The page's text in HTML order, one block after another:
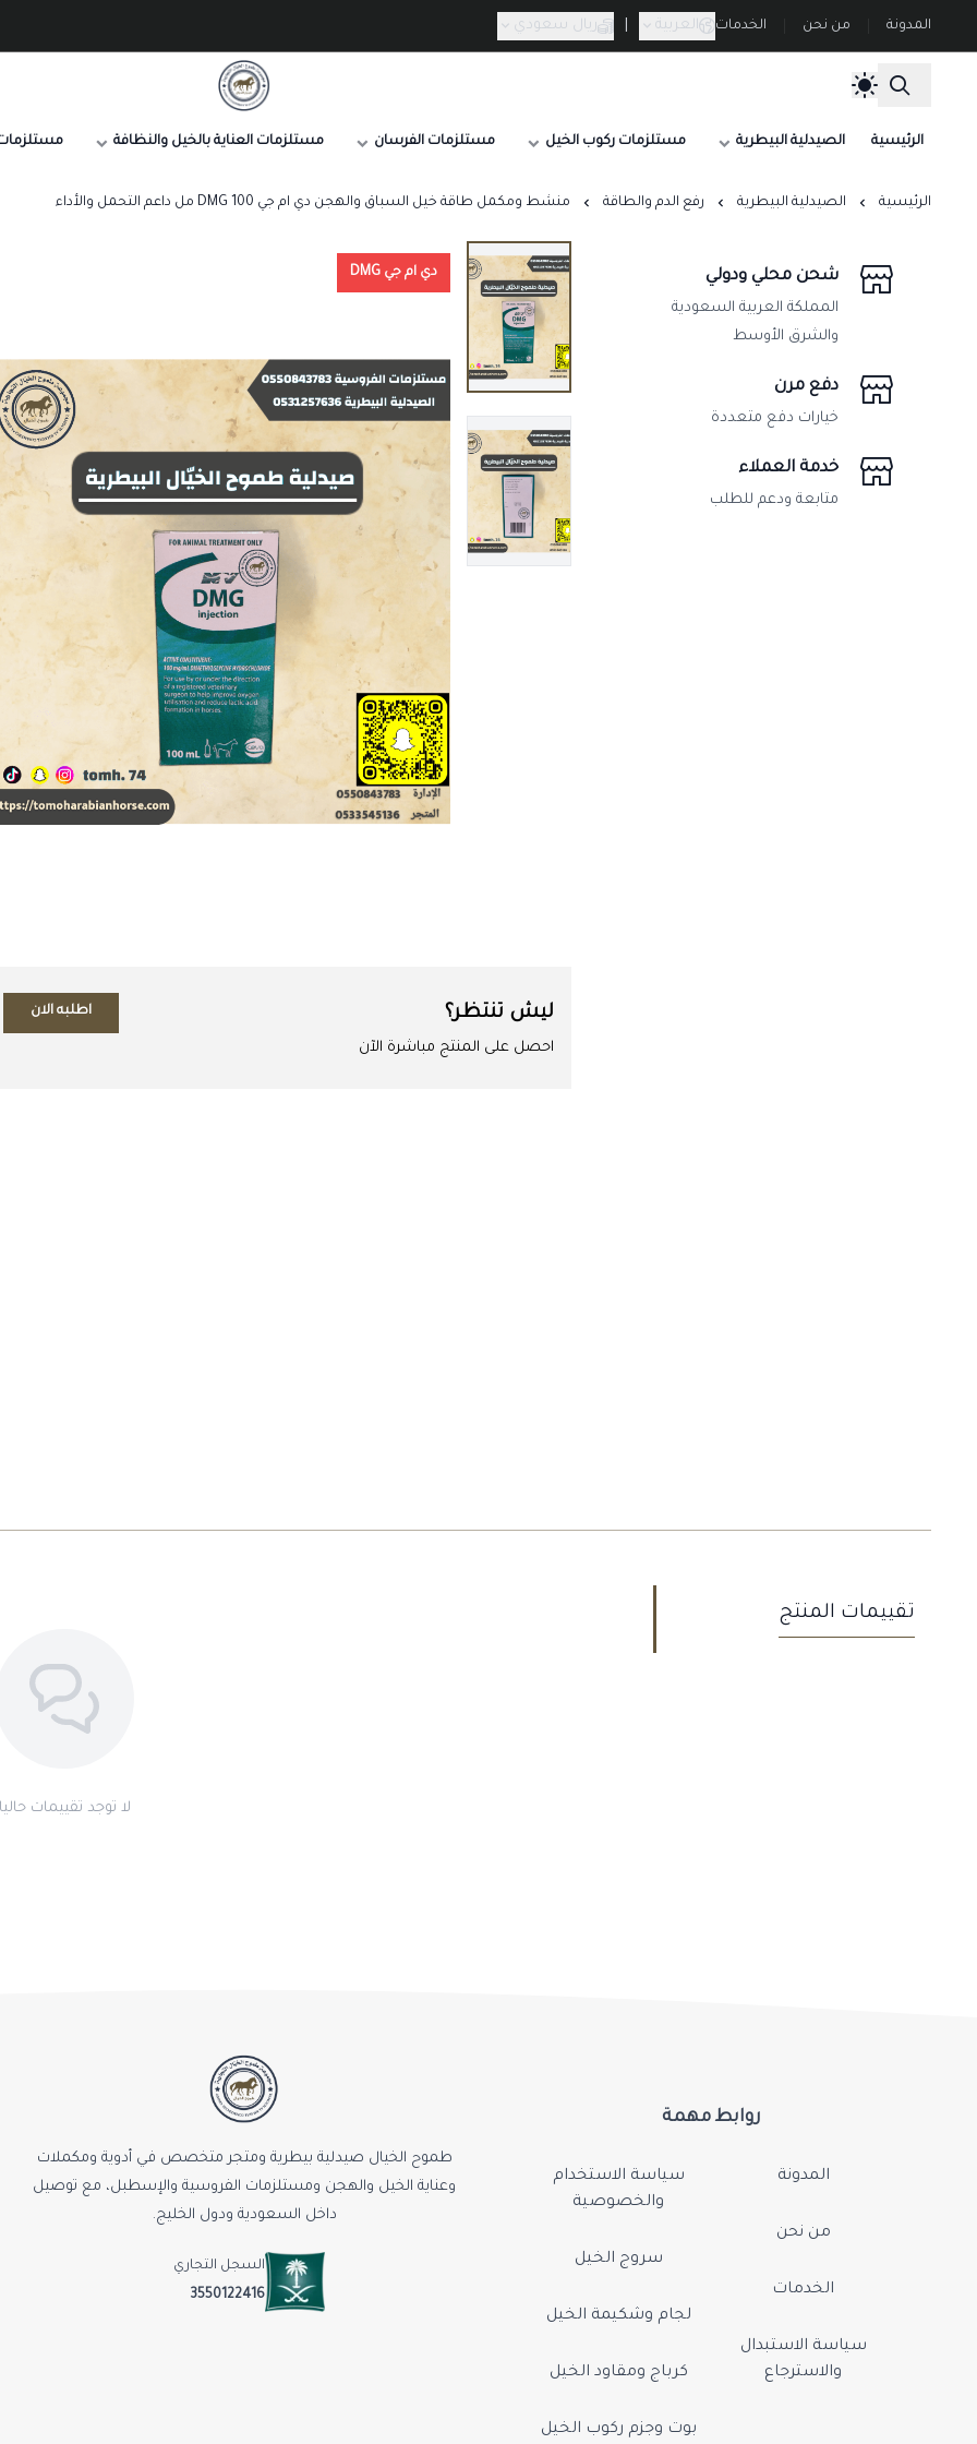
المدونة من نحن الخدمات العربية ريال سعودي
صيدلية طموح الخيال البيطرية
الرئيسية الصيدلية البيطرية مستلزمات ركوب الخيل مستلزمات الفرسان مستلزمات العناية بالخيل والنظافة مستلزمات
الرئيسية الصيدلية البيطرية رفع الدم والطاقة منشط ومكمل طاقة خيل السباق والهجن دي ام جي DMG 100 مل داعم التحمل والأداء
دي ام جي DMG
ليش تنتظر؟
احصل على المنتج مباشرة الآن
اطلبه الان
شحن محلي ودولي
المملكة العربية السعودية
والشرق الأوسط
دفع مرن
خيارات دفع متعددة
خدمة العملاء
متابعة ودعم للطلب
تقييمات المنتج
لا توجد تقييمات حاليا
روابط مهمة
المدونة
من نحن
الخدمات
سياسة الاستبدال
والاسترجاع
سياسة الاستخدام
والخصوصية
سروج الخيل
لجام وشكيمة الخيل
كرباج ومقاود الخيل
بوت وجزم ركوب الخيل
طموح الخيال صيدلية بيطرية ومتجر متخصص في أدوية ومكملات
وعناية الخيل والهجن ومستلزمات الفروسية والإسطبل، مع توصيل
داخل السعودية ودول الخليج.
السجل التجاري
3550122416